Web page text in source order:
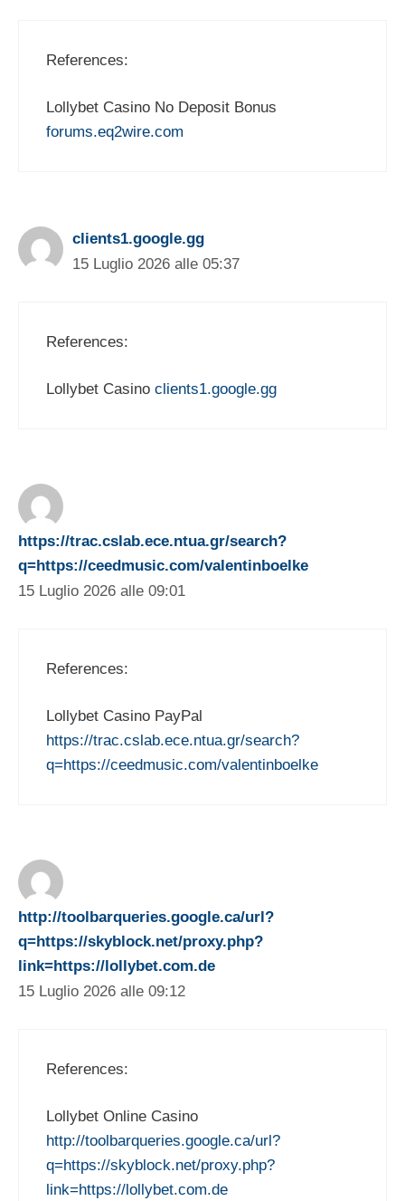
References:
Lollybet Casino No Deposit Bonus
forums.eq2wire.com
clients1.google.gg
15 Luglio 2026 alle 05:37
References:
Lollybet Casino clients1.google.gg
https://trac.cslab.ece.ntua.gr/search?
q=https://ceedmusic.com/valentinboelke
15 Luglio 2026 alle 09:01
References:
Lollybet Casino PayPal
https://trac.cslab.ece.ntua.gr/search?
q=https://ceedmusic.com/valentinboelke
http://toolbarqueries.google.ca/url?
q=https://skyblock.net/proxy.php?
link=https://lollybet.com.de
15 Luglio 2026 alle 09:12
References:
Lollybet Online Casino
http://toolbarqueries.google.ca/url?
q=https://skyblock.net/proxy.php?
link=https://lollybet.com.de